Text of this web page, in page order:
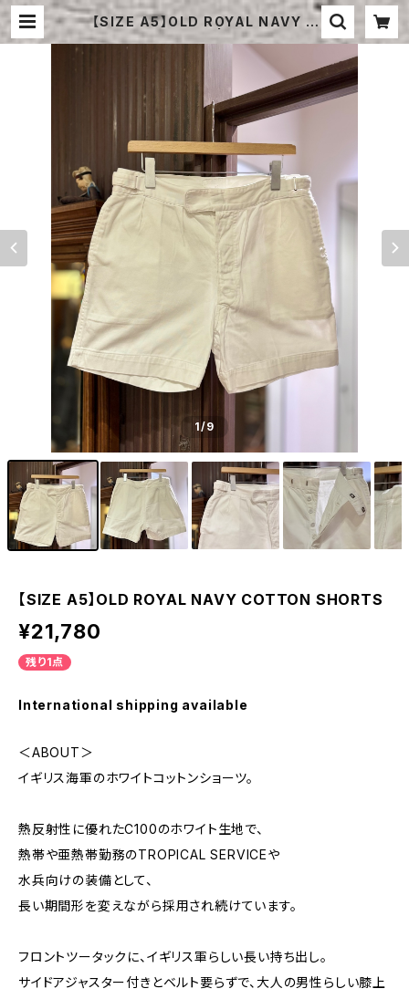
【SIZE A5】OLD ROYAL NAVY C
OTTON SHORTS | STRAYSHEE
1/9
【SIZE A5】OLD ROYAL NAVY COTTON SHORTS
¥21,780
残り1点
International shipping available
＜ABOUT＞
イギリス海軍のホワイトコットンショーツ。
熱反射性に優れたC100のホワイト生地で、
熱帯や亜熱帯勤務のTROPICAL SERVICEや
水兵向けの装備として、
長い期間形を変えながら採用され続けています。
フロントツータックに、イギリス軍らしい長い持ち出し。
サイドアジャスター付きとベルト要らずで、大人の男性らしい膝上